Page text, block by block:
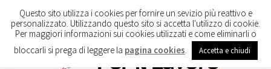
Questo sito utilizza i cookies per fornire un sevizio più reattivo e
personalizzato. Utilizzando questo sito si accetta l'utilizzo di cookie.
Per maggiori informazioni sui cookies utilizzati e come eliminarli o
bloccarli si prega di leggere la pagina cookies Accetta e chiudi